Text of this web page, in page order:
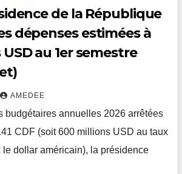
de la République
dépenses estimées à
au 1er semestre
AMEDEE
budgétaires annuelles 2026 arrêtées
CDF (soit 600 millions USD au taux
le dollar américain), la présidence